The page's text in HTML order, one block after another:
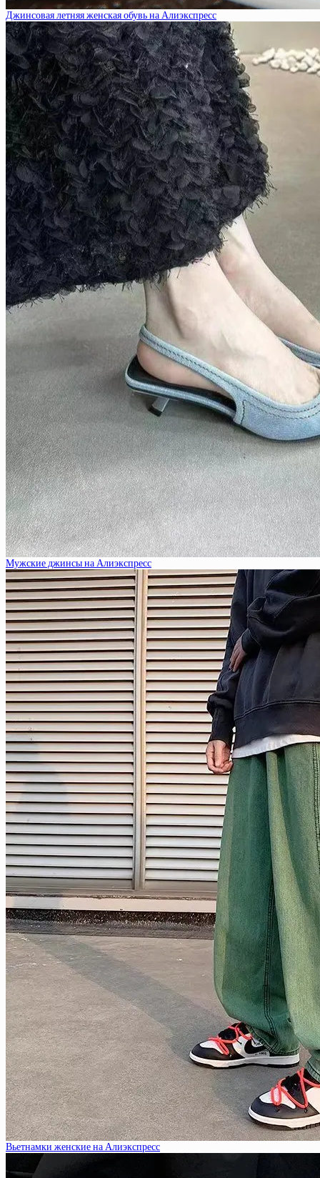
Джинсовая летняя женская обувь на Алиэкспресс
Мужские джинсы на Алиэкспресс
Вьетнамки женские на Алиэкспресс